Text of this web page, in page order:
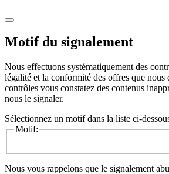
Motif du signalement
Nous effectuons systématiquement des
légalité et la conformité des offres que nous
contrôles vous constatez des contenus
nous le signaler.
Sélectionnez un motif dans la liste ci-
Motif:
Nous vous rappelons que le signalement